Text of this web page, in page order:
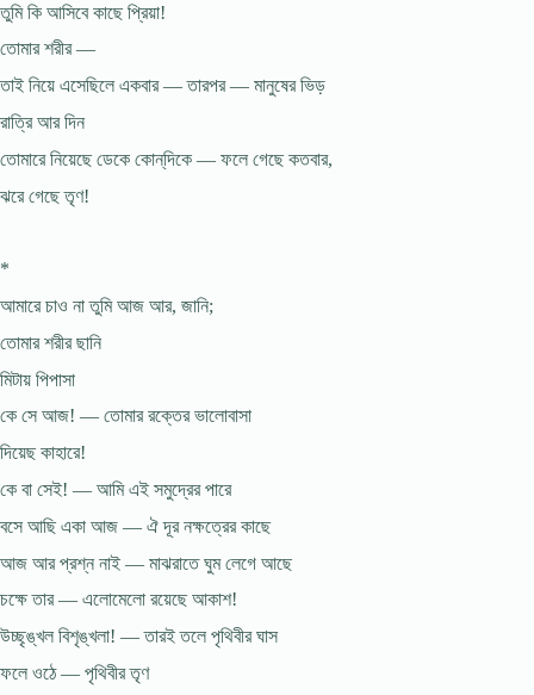
তুমি কি আসিবে কাছে প্রিয়া!
তোমার শরীর —
তাই নিয়ে এসেছিলে একবার — তারপর — মানুষের ভিড়
রাত্রি আর দিন
তোমারে নিয়েছে ডেকে কোন্‌দিকে — ফলে গেছে কতবার,
ঝরে গেছে তৃণ!
*
আমারে চাও না তুমি আজ আর, জানি;
তোমার শরীর ছানি
মিটায় পিপাসা
কে সে আজ! — তোমার রক্তের ভালোবাসা
দিয়েছ কাহারে!
কে বা সেই! — আমি এই সমুদ্রের পারে
বসে আছি একা আজ — ঐ দূর নক্ষত্রের কাছে
আজ আর প্রশ্ন নাই — মাঝরাতে ঘুম লেগে আছে
চক্ষে তার — এলোমেলো রয়েছে আকাশ!
উচ্ছৃঙ্খল বিশৃঙ্খলা! — তারই তলে পৃথিবীর ঘাস
ফলে ওঠে — পৃথিবীর তৃণ